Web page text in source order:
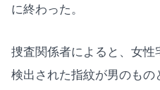
に終わった。
捜査関係者によると、女
検出された指紋が男のも